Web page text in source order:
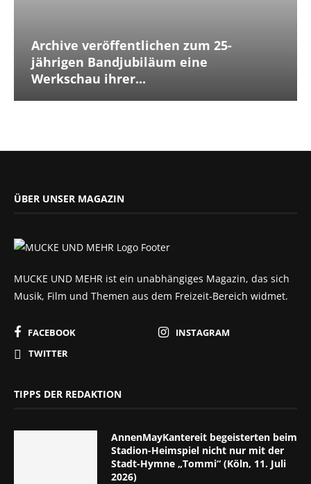
Archive veröffentlichen zum 25-
jährigen Bandjubiläum eine
Werkschau ihrer...
ÜBER UNSER MAGAZIN
MUCKE UND MEHR ist ein unabhängiges Magazin, das sich
Musik, Film und Themen aus dem Freizeit-Bereich widmet.
FACEBOOK
INSTAGRAM
TWITTER
TIPPS DER REDAKTION
AnnenMayKantereit begeisterten beim
Stadion-Heimspiel nicht nur mit der
Stadt-Hymne „Tommi“ (Köln, 11. Juli
2026)